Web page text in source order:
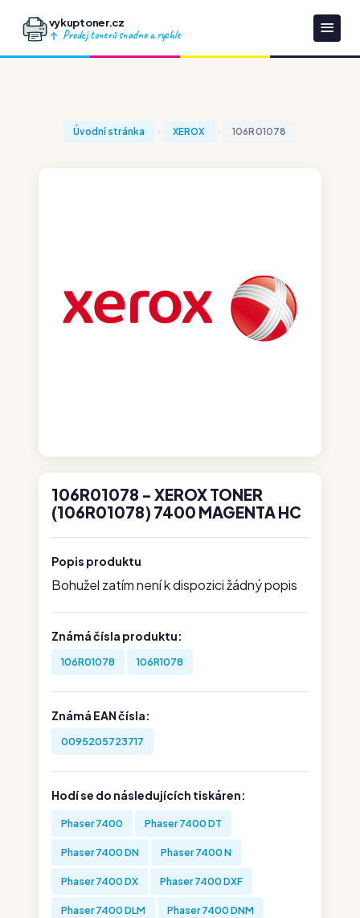
vykuptoner.cz
Prodej tonerů snadno a rychle
Úvodní stránka XEROX 106R01078
106R01078 - XEROX TONER
(106R01078) 7400 MAGENTA HC
Popis produktu
Bohužel zatím není k dispozici žádný popis
Známá čísla produktu:
106R01078 106R1078
Známá EAN čísla:
0095205723717
Hodí se do následujících tiskáren:
Phaser 7400 Phaser 7400 DT
Phaser 7400 DN Phaser 7400 N
Phaser 7400 DX Phaser 7400 DXF
Phaser 7400 DLM Phaser 7400 DNM